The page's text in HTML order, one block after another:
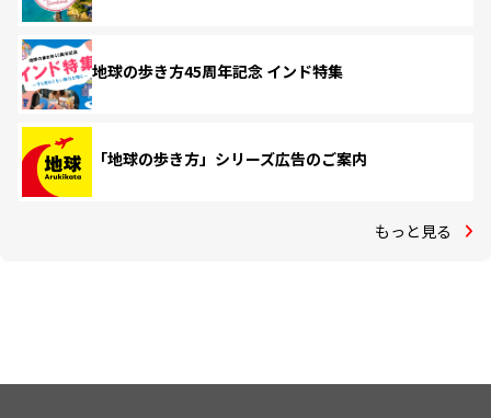
地球の歩き方45周年記念 インド特集
「地球の歩き方」シリーズ広告のご案内
もっと見る